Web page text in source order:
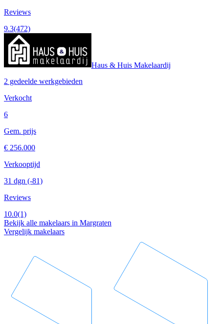
Reviews
9.3(472)
Haus & Huis Makelaardij
2 gedeelde werkgebieden
Verkocht
6
Gem. prijs
€ 256.000
Verkooptijd
31 dgn (-81)
Reviews
10.0(1)
Bekijk alle makelaars in Margraten
Vergelijk makelaars